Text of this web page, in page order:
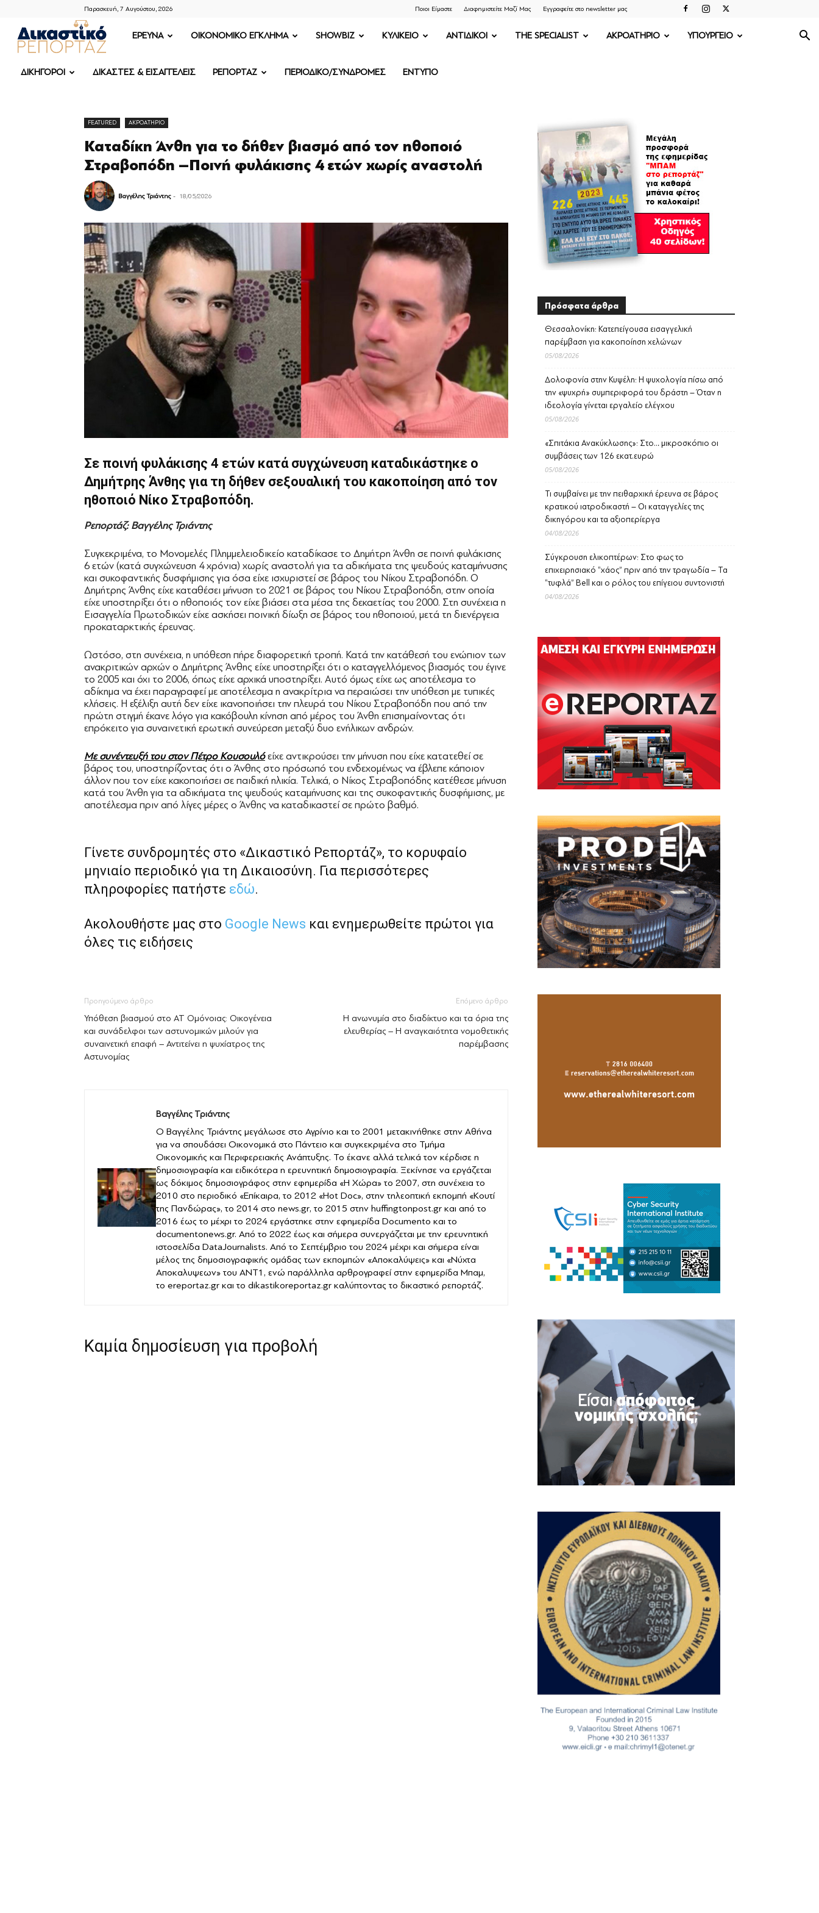
Παρασκευή, 7 Αυγούστου, 2026 Ποιοι Είμαστε Διαφημιστείτε Μαζί Μας Εγγραφείτε στο newsletter μας
ΔΙΚΑΣΤΙΚΟ
ΡΕΠΟΡΤΑΖ
ΕΡΕΥΝΑ OIKONOMIKO ΕΓΚΛΗΜΑ SHOWBIZ ΚΥΛΙΚΕΙΟ ΑΝΤΙΔΙΚΟΙ THE SPECIALIST ΑΚΡΟΑΤΗΡΙΟ ΥΠΟΥΡΓΕΙΟ
ΔΙΚΗΓΟΡΟΙ ΔΙΚΑΣΤΕΣ & ΕΙΣΑΓΓΕΛΕΙΣ ΡΕΠΟΡΤΑΖ ΠΕΡΙΟΔΙΚΟ/ΣΥΝΔΡΟΜΕΣ ΕΝΤΥΠΟ
FEATURED ΑΚΡΟΑΤΗΡΙΟ
Καταδίκη Άνθη για το δήθεν βιασμό από τον ηθοποιό
Στραβοπόδη –Ποινή φυλάκισης 4 ετών χωρίς αναστολή
Βαγγέλης Τριάντης - 18/05/2026
Σε ποινή φυλάκισης 4 ετών κατά συγχώνευση καταδικάστηκε ο
Δημήτρης Άνθης για τη δήθεν σεξουαλική του κακοποίηση από τον
ηθοποιό Νίκο Στραβοπόδη.
Ρεπορτάζ: Βαγγέλης Τριάντης
Συγκεκριμένα, το Μονομελές Πλημμελειοδικείο καταδίκασε το Δημήτρη Άνθη σε ποινή φυλάκισης
6 ετών (κατά συγχώνευση 4 χρόνια) χωρίς αναστολή για τα αδικήματα της ψευδούς καταμήνυσης
και συκοφαντικής δυσφήμισης για όσα είχε ισχυριστεί σε βάρος του Νίκου Στραβοπόδη. Ο
Δημήτρης Άνθης είχε καταθέσει μήνυση το 2021 σε βάρος του Νίκου Στραβοπόδη, στην οποία
είχε υποστηρίξει ότι ο ηθοποιός τον είχε βιάσει στα μέσα της δεκαετίας του 2000. Στη συνέχεια η
Εισαγγελία Πρωτοδικών είχε ασκήσει ποινική δίωξη σε βάρος του ηθοποιού, μετά τη διενέργεια
προκαταρκτικής έρευνας.
Ωστόσο, στη συνέχεια, η υπόθεση πήρε διαφορετική τροπή. Κατά την κατάθεσή του ενώπιον των
ανακριτικών αρχών ο Δημήτρης Άνθης είχε υποστηρίξει ότι ο καταγγελλόμενος βιασμός του έγινε
το 2005 και όχι το 2006, όπως είχε αρχικά υποστηρίξει. Αυτό όμως είχε ως αποτέλεσμα το
αδίκημα να έχει παραγραφεί με αποτέλεσμα η ανακρίτρια να περαιώσει την υπόθεση με τυπικές
κλήσεις. Η εξέλιξη αυτή δεν είχε ικανοποιήσει την πλευρά του Νίκου Στραβοπόδη που από την
πρώτη στιγμή έκανε λόγο για κακόβουλη κίνηση από μέρος του Άνθη επισημαίνοντας ότι
επρόκειτο για συναινετική ερωτική συνεύρεση μεταξύ δυο ενήλικων ανδρών.
Με συνέντευξή του στον Πέτρο Κουσουλόείχε αντικρούσει την μήνυση που είχε κατατεθεί σε
βάρος του, υποστηρίζοντας ότι ο Άνθης στο πρόσωπό του ενδεχομένως να έβλεπε κάποιον
άλλον που τον είχε κακοποιήσει σε παιδική ηλικία. Τελικά, ο Νίκος Στραβοπόδης κατέθεσε μήνυση
κατά του Άνθη για τα αδικήματα της ψευδούς καταμήνυσης και της συκοφαντικής δυσφήμισης, με
αποτέλεσμα πριν από λίγες μέρες ο Άνθης να καταδικαστεί σε πρώτο βαθμό.
Γίνετε συνδρομητές στο «Δικαστικό Ρεπορτάζ», το κορυφαίο
μηνιαίο περιοδικό για τη Δικαιοσύνη. Για περισσότερες
πληροφορίες πατήστε εδώ.
Ακολουθήστε μας στο Google News και ενημερωθείτε πρώτοι για
όλες τις ειδήσεις
Προηγούμενο άρθρο
Υπόθεση βιασμού στο ΑΤ Ομόνοιας: Οικογένεια
και συνάδελφοι των αστυνομικών μιλούν για
συναινετική επαφή – Αντιτείνει η ψυχίατρος της
Αστυνομίας
Επόμενο άρθρο
Η ανωνυμία στο διαδίκτυο και τα όρια της
ελευθερίας – Η αναγκαιότητα νομοθετικής
παρέμβασης
Βαγγέλης Τριάντης
Ο Βαγγέλης Τριάντης μεγάλωσε στο Αγρίνιο και το 2001 μετακινήθηκε στην Αθήνα
για να σπουδάσει Οικονομικά στο Πάντειο και συγκεκριμένα στο Τμήμα
Οικονομικής και Περιφερειακής Ανάπτυξης. Το έκανε αλλά τελικά τον κέρδισε η
δημοσιογραφία και ειδικότερα η ερευνητική δημοσιογραφία. Ξεκίνησε να εργάζεται
ως δόκιμος δημοσιογράφος στην εφημερίδα «Η Χώρα» το 2007, στη συνέχεια το
2010 στο περιοδικό «Επίκαιρα, το 2012 «Hot Doc», στην τηλεοπτική εκπομπή «Κουτί
της Πανδώρας», το 2014 στο news.gr, το 2015 στην huffingtonpost.gr και από το
2016 έως το μέχρι το 2024 εργάστηκε στην εφημερίδα Documento και το
documentonews.gr. Από το 2022 έως και σήμερα συνεργάζεται με την ερευνητική
ιστοσελίδα DataJournalists. Από το Σεπτέμβριο του 2024 μέχρι και σήμερα είναι
μέλος της δημοσιογραφικής ομάδας των εκπομπών «Αποκαλύψεις» και «Νύχτα
Αποκαλυψεων» του ANT1, ενώ παράλληλα αρθρογραφεί στην εφημερίδα Μπαμ,
το ereportaz.gr και το dikastikoreportaz.gr καλύπτοντας το δικαστικό ρεπορτάζ.
Καμία δημοσίευση για προβολή
Πρόσφατα άρθρα
Θεσσαλονίκη: Κατεπείγουσα εισαγγελική
παρέμβαση για κακοποίηση χελώνων
05/08/2026
Δολοφονία στην Κυψέλη: Η ψυχολογία πίσω από
την «ψυχρή» συμπεριφορά του δράστη – Όταν η
ιδεολογία γίνεται εργαλείο ελέγχου
05/08/2026
«Σπιτάκια Ανακύκλωσης»: Στο… μικροσκόπιο οι
συμβάσεις των 126 εκατ.ευρώ
05/08/2026
Τι συμβαίνει με την πειθαρχική έρευνα σε βάρος
κρατικού ιατροδικαστή – Οι καταγγελίες της
δικηγόρου και τα αξιοπερίεργα
04/08/2026
Σύγκρουση ελικοπτέρων: Στο φως το
επιχειρησιακό “χάος” πριν από την τραγωδία – Τα
“τυφλά” Bell και ο ρόλος του επίγειου συντονιστή
04/08/2026